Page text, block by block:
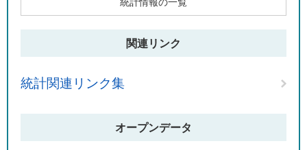
関連リンク
統計関連リンク集
オープンデータ